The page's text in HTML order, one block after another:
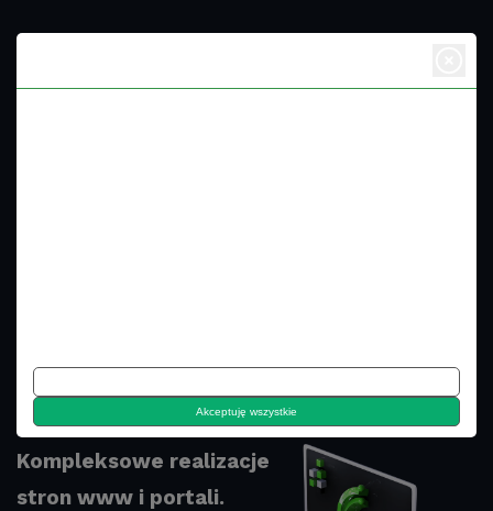
Siedlce
Kompleksowe realizacje
stron www i portali.
Akceptuję wszystkie